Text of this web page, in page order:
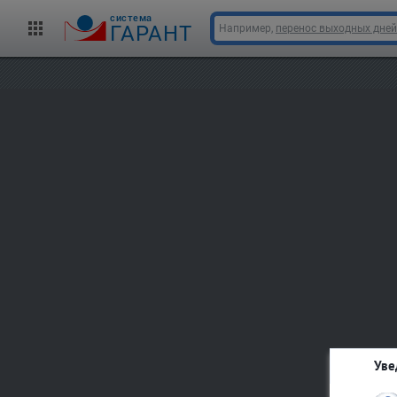
cистема
ГАРАНТ Например, перенос выходных дней